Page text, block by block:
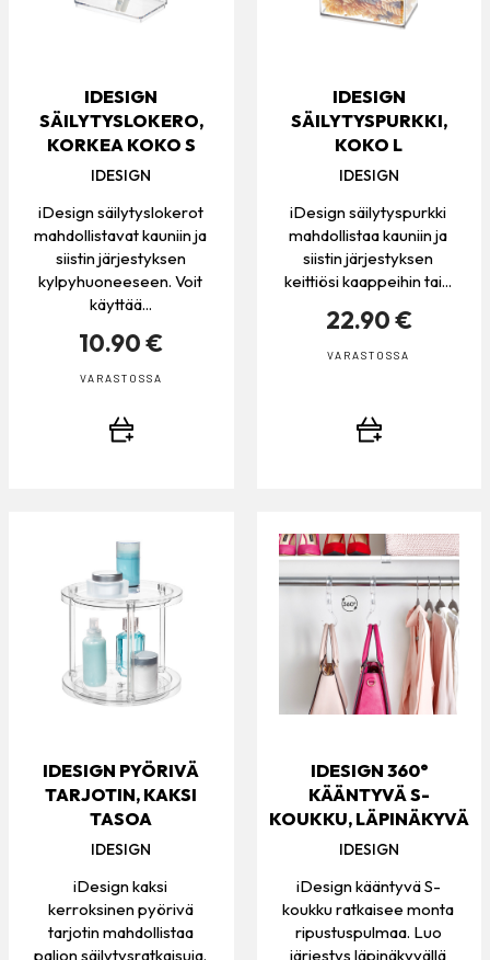
IDESIGN
SÄILYTYSLOKERO,
KORKEA KOKO S
IDESIGN
iDesign säilytyslokerot
mahdollistavat kauniin ja
siistin järjestyksen
kylpyhuoneeseen. Voit
käyttää...
10.90 €
VARASTOSSA
IDESIGN
SÄILYTYSPURKKI,
KOKO L
IDESIGN
iDesign säilytyspurkki
mahdollistaa kauniin ja
siistin järjestyksen
keittiösi kaappeihin tai...
22.90 €
VARASTOSSA
IDESIGN PYÖRIVÄ
TARJOTIN, KAKSI
TASOA
IDESIGN
iDesign kaksi
kerroksinen pyörivä
tarjotin mahdollistaa
paljon säilytysratkaisuja.
IDESIGN 360°
KÄÄNTYVÄ S-
KOUKKU, LÄPINÄKYVÄ
IDESIGN
iDesign kääntyvä S-
koukku ratkaisee monta
ripustuspulmaa. Luo
järjestys läpinäkyvällä